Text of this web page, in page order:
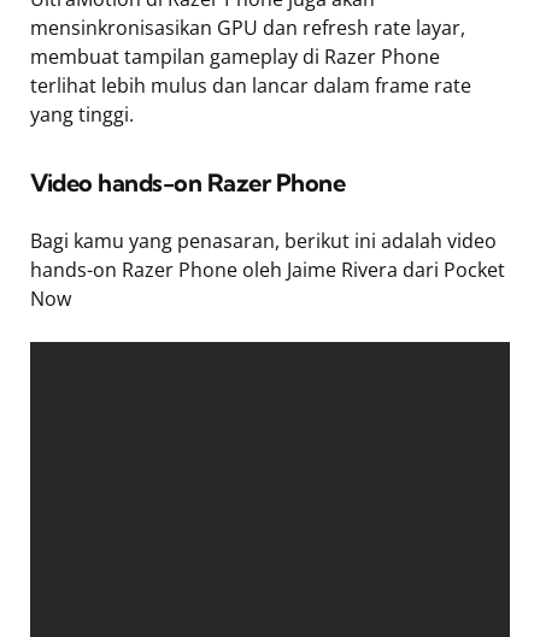
mensinkronisasikan GPU dan refresh rate layar,
membuat tampilan gameplay di Razer Phone
terlihat lebih mulus dan lancar dalam frame rate
yang tinggi.
Video hands-on Razer Phone
Bagi kamu yang penasaran, berikut ini adalah video
hands-on Razer Phone oleh Jaime Rivera dari Pocket
Now